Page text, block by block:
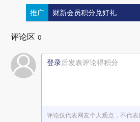
推广 财新会员积分兑好礼
评论区 0
登录后发表评论得积分
评论仅代表网友个人观点，不代表